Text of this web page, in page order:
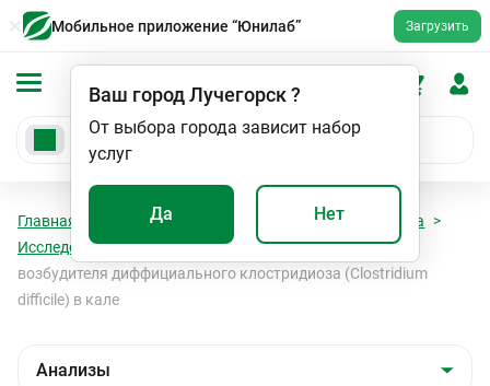
Мобильное приложение “Юнилаб” Загрузить
Ваш городЛучегорск?
От выбора города зависит набор
услуг
Да Нет
Главная Анализы
Исследование кала
Исследование кала
Определение токсинов А и В
возбудителя диффициального клостридиоза (Clostridium
difficile) в кале